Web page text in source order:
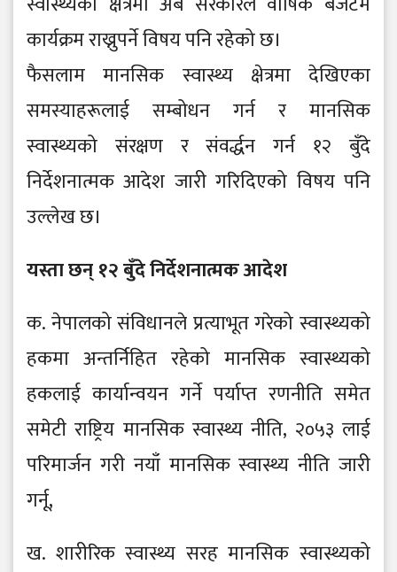
कार्यक्रम राख्नुपर्ने विषय पनि रहेको छ।
फैसलाम मानसिक स्वास्थ्य क्षेत्रमा देखिएका
समस्याहरूलाई सम्बोधन गर्न र मानसिक
स्वास्थ्यको संरक्षण र संवर्द्धन गर्न १२ बुँदे
निर्देशनात्मक आदेश जारी गरिदिएको विषय पनि
उल्लेख छ।
यस्ता छन् १२ बुँदे निर्देशनात्मक आदेश
क. नेपालको संविधानले प्रत्याभूत गरेको स्वास्थ्यको
हकमा अन्तर्निहित रहेको मानसिक स्वास्थ्यको
हकलाई कार्यान्वयन गर्ने पर्याप्त रणनीति समेत
समेटी राष्ट्रिय मानसिक स्वास्थ्य नीति, २०५३ लाई
परिमार्जन गरी नयाँ मानसिक स्वास्थ्य नीति जारी
गर्नू,
ख. शारीरिक स्वास्थ्य सरह मानसिक स्वास्थ्यको